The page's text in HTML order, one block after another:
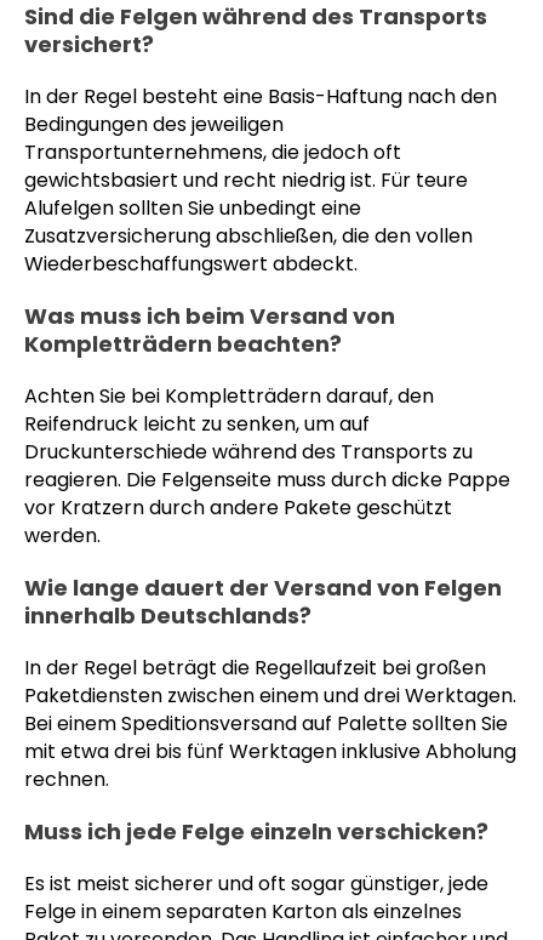
Sind die Felgen während des Transports
versichert?
In der Regel besteht eine Basis-Haftung nach den
Bedingungen des jeweiligen
Transportunternehmens, die jedoch oft
gewichtsbasiert und recht niedrig ist. Für teure
Alufelgen sollten Sie unbedingt eine
Zusatzversicherung abschließen, die den vollen
Wiederbeschaffungswert abdeckt.
Was muss ich beim Versand von
Kompletträdern beachten?
Achten Sie bei Kompletträdern darauf, den
Reifendruck leicht zu senken, um auf
Druckunterschiede während des Transports zu
reagieren. Die Felgenseite muss durch dicke Pappe
vor Kratzern durch andere Pakete geschützt
werden.
Wie lange dauert der Versand von Felgen
innerhalb Deutschlands?
In der Regel beträgt die Regellaufzeit bei großen
Paketdiensten zwischen einem und drei Werktagen.
Bei einem Speditionsversand auf Palette sollten Sie
mit etwa drei bis fünf Werktagen inklusive Abholung
rechnen.
Muss ich jede Felge einzeln verschicken?
Es ist meist sicherer und oft sogar günstiger, jede
Felge in einem separaten Karton als einzelnes